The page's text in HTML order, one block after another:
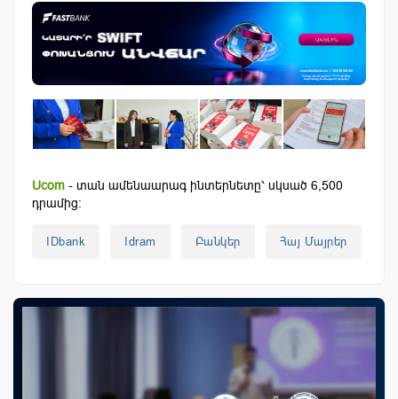
Ucom - տան ամենաարագ ինտերնետը՝ սկսած 6,500
դրամից:
IDbank Idram Բանկեր Հայ Մայրեր